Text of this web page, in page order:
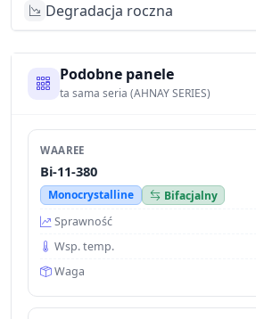
Degradacja roczna
Podobne panele
ta sama seria (AHNAY SERIES)
WAAREE
Bi-11-380
Monocrystalline
Bifacjalny
Sprawność
Wsp. temp.
Waga